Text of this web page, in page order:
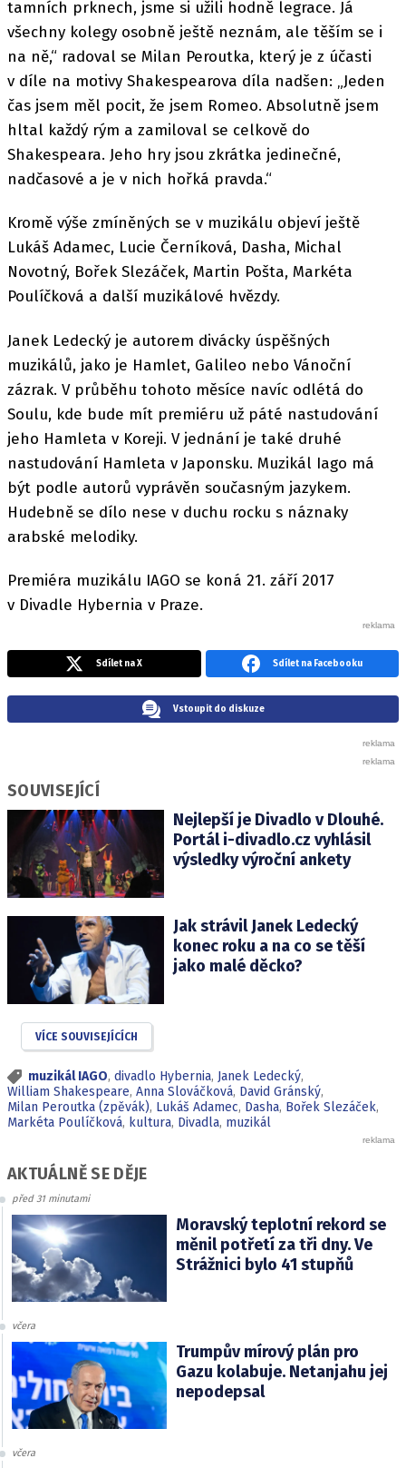
tamních prknech, jsme si užili hodně legrace. Já
všechny kolegy osobně ještě neznám, ale těším se i
na ně,“ radoval se Milan Peroutka, který je z účasti
v díle na motivy Shakespearova díla nadšen: „Jeden
čas jsem měl pocit, že jsem Romeo. Absolutně jsem
hltal každý rým a zamiloval se celkově do
Shakespeara. Jeho hry jsou zkrátka jedinečné,
nadčasové a je v nich hořká pravda.“
Kromě výše zmíněných se v muzikálu objeví ještě
Lukáš Adamec, Lucie Černíková, Dasha, Michal
Novotný, Bořek Slezáček, Martin Pošta, Markéta
Poulíčková a další muzikálové hvězdy.
Janek Ledecký je autorem divácky úspěšných
muzikálů, jako je Hamlet, Galileo nebo Vánoční
zázrak. V průběhu tohoto měsíce navíc odlétá do
Soulu, kde bude mít premiéru už páté nastudování
jeho Hamleta v Koreji. V jednání je také druhé
nastudování Hamleta v Japonsku. Muzikál Iago má
být podle autorů vyprávěn současným jazykem.
Hudebně se dílo nese v duchu rocku s náznaky
arabské melodiky.
Premiéra muzikálu IAGO se koná 21. září 2017
v Divadle Hybernia v Praze.
Sdílet na X Sdílet na Facebooku
Vstoupit do diskuze
SOUVISEJÍCÍ
Nejlepší je Divadlo v Dlouhé.
Portál i-divadlo.cz vyhlásil
výsledky výroční ankety
Jak strávil Janek Ledecký
konec roku a na co se těší
jako malé děcko?
VÍCE SOUVISEJÍCÍCH
muzikál IAGO, divadlo Hybernia, Janek Ledecký,
William Shakespeare, Anna Slováčková, David Gránský,
Milan Peroutka (zpěvák), Lukáš Adamec, Dasha, Bořek Slezáček,
Markéta Poulíčková, kultura, Divadla, muzikál
AKTUÁLNĚ SE DĚJE
před 31 minutami
Moravský teplotní rekord se
měnil potřetí za tři dny. Ve
Strážnici bylo 41 stupňů
včera
Trumpův mírový plán pro
Gazu kolabuje. Netanjahu jej
nepodepsal
včera